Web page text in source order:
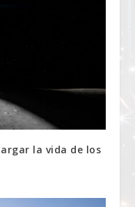
la vida de los